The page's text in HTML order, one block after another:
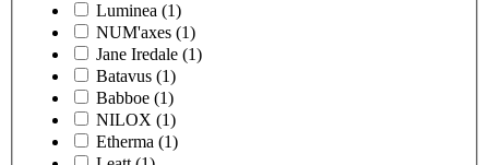
Luminea (1)
NUM'axes (1)
Jane Iredale (1)
Batavus (1)
Babboe (1)
NILOX (1)
Etherma (1)